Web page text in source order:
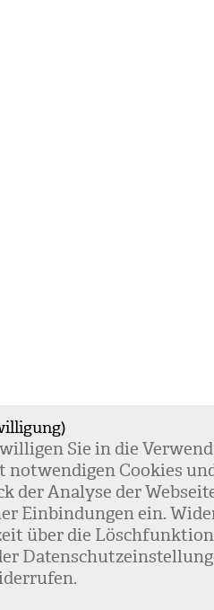
Sie in die
not­wen­di­gen Coo­kies
der Ana­lyse der
Ein­bin­dun­gen ein.
über die